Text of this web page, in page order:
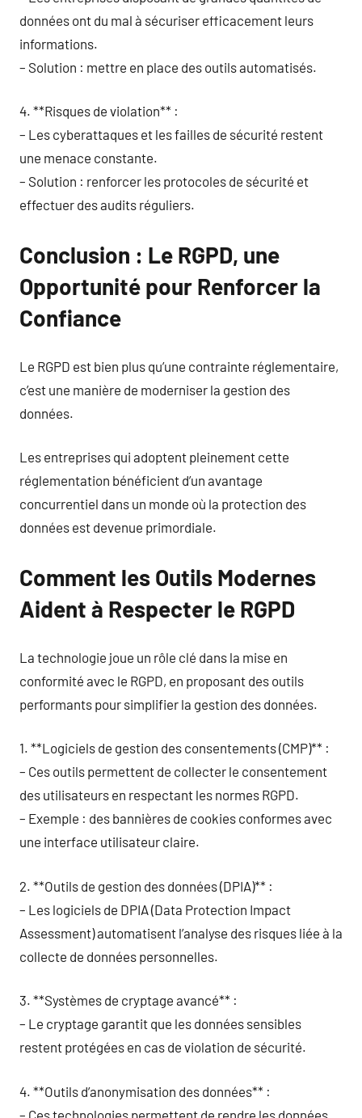
données ont du mal à sécuriser efficacement leurs
informations.
– Solution : mettre en place des outils automatisés.
4. **Risques de violation** :
– Les cyberattaques et les failles de sécurité restent
une menace constante.
– Solution : renforcer les protocoles de sécurité et
effectuer des audits réguliers.
Conclusion : Le RGPD, une
Opportunité pour Renforcer la
Confiance
Le RGPD est bien plus qu’une contrainte réglementaire,
c’est une manière de moderniser la gestion des
données.
Les entreprises qui adoptent pleinement cette
réglementation bénéficient d’un avantage
concurrentiel dans un monde où la protection des
données est devenue primordiale.
Comment les Outils Modernes
Aident à Respecter le RGPD
La technologie joue un rôle clé dans la mise en
conformité avec le RGPD, en proposant des outils
performants pour simplifier la gestion des données.
1. **Logiciels de gestion des consentements (CMP)** :
– Ces outils permettent de collecter le consentement
des utilisateurs en respectant les normes RGPD.
– Exemple : des bannières de cookies conformes avec
une interface utilisateur claire.
2. **Outils de gestion des données (DPIA)** :
– Les logiciels de DPIA (Data Protection Impact
Assessment) automatisent l’analyse des risques liée à la
collecte de données personnelles.
3. **Systèmes de cryptage avancé** :
– Le cryptage garantit que les données sensibles
restent protégées en cas de violation de sécurité.
4. **Outils d’anonymisation des données** :
– Ces technologies permettent de rendre les données